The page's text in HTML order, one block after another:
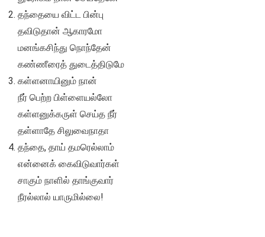
தந்தையை விட்ட பின்பு
தவிடுதான் ஆகாரமோ
மனங்கசிந்து நொந்தேன்
கண்ணீரைத் துடைத்திடுமே
கள்ளனாயினும் நான்
நீர் பெற்ற பிள்ளையல்லோ
கள்ளனுக்கருள் செய்த நீர்
தள்ளாதே சிலுவைநாதா
தந்தை, தாய் தமரெல்லாம்
என்னைக் கைவிடுவார்கள்
சாகும் நாளில் தாங்குவார்
நீரல்லால் யாருமில்லை!